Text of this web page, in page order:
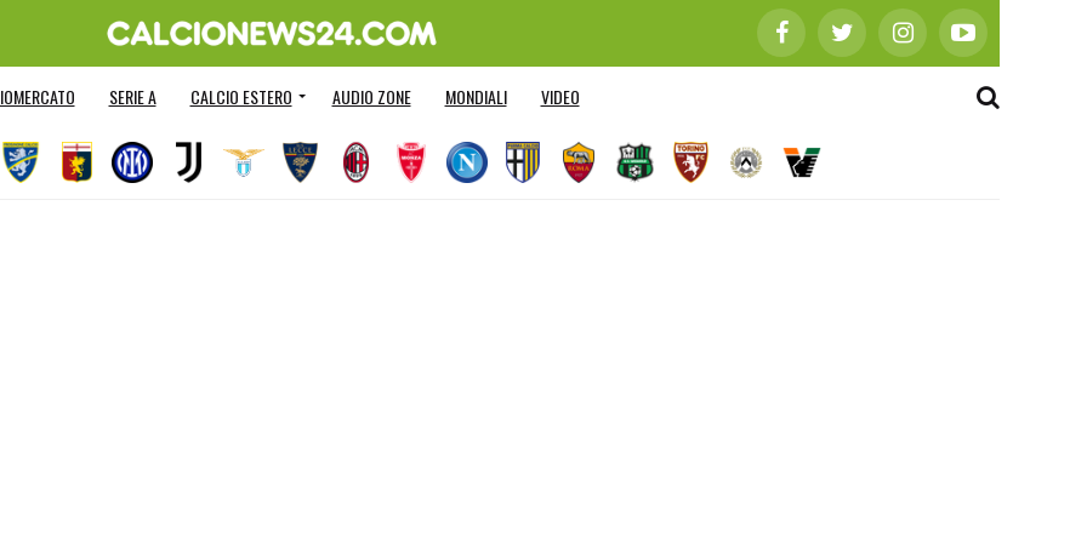
SERIE A CALCIO ESTERO AUDIO ZONE MONDIALI VIDEO